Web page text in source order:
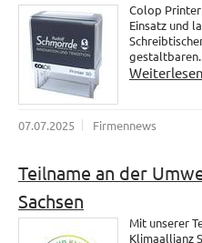
Colop
Einsatz und
Weiterlesen
07.07.2025 Firmennews
Teilname an der
Sachsen
Mit unserer
Klimaallianz